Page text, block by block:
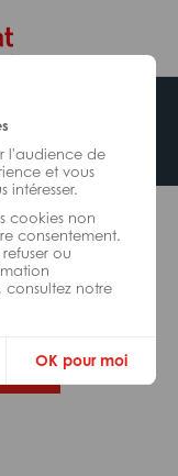
l'audience de
et vous
intéresser.
cookies non
consentement.
ou
consultez notre
OK pour moi
consulter n’est
vous
nos offres.
!